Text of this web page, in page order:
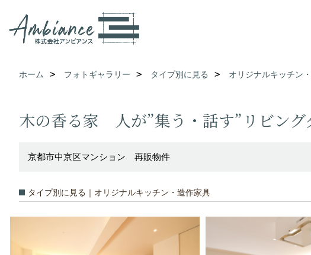
ホーム フォトギャラリー タイプ別に見る オリジナルキッチン
木の香る家 人が”集う・話す”リビング
京都市中京区マンション 再販物件
タイプ別に見る｜オリジナルキッチン・造作家具